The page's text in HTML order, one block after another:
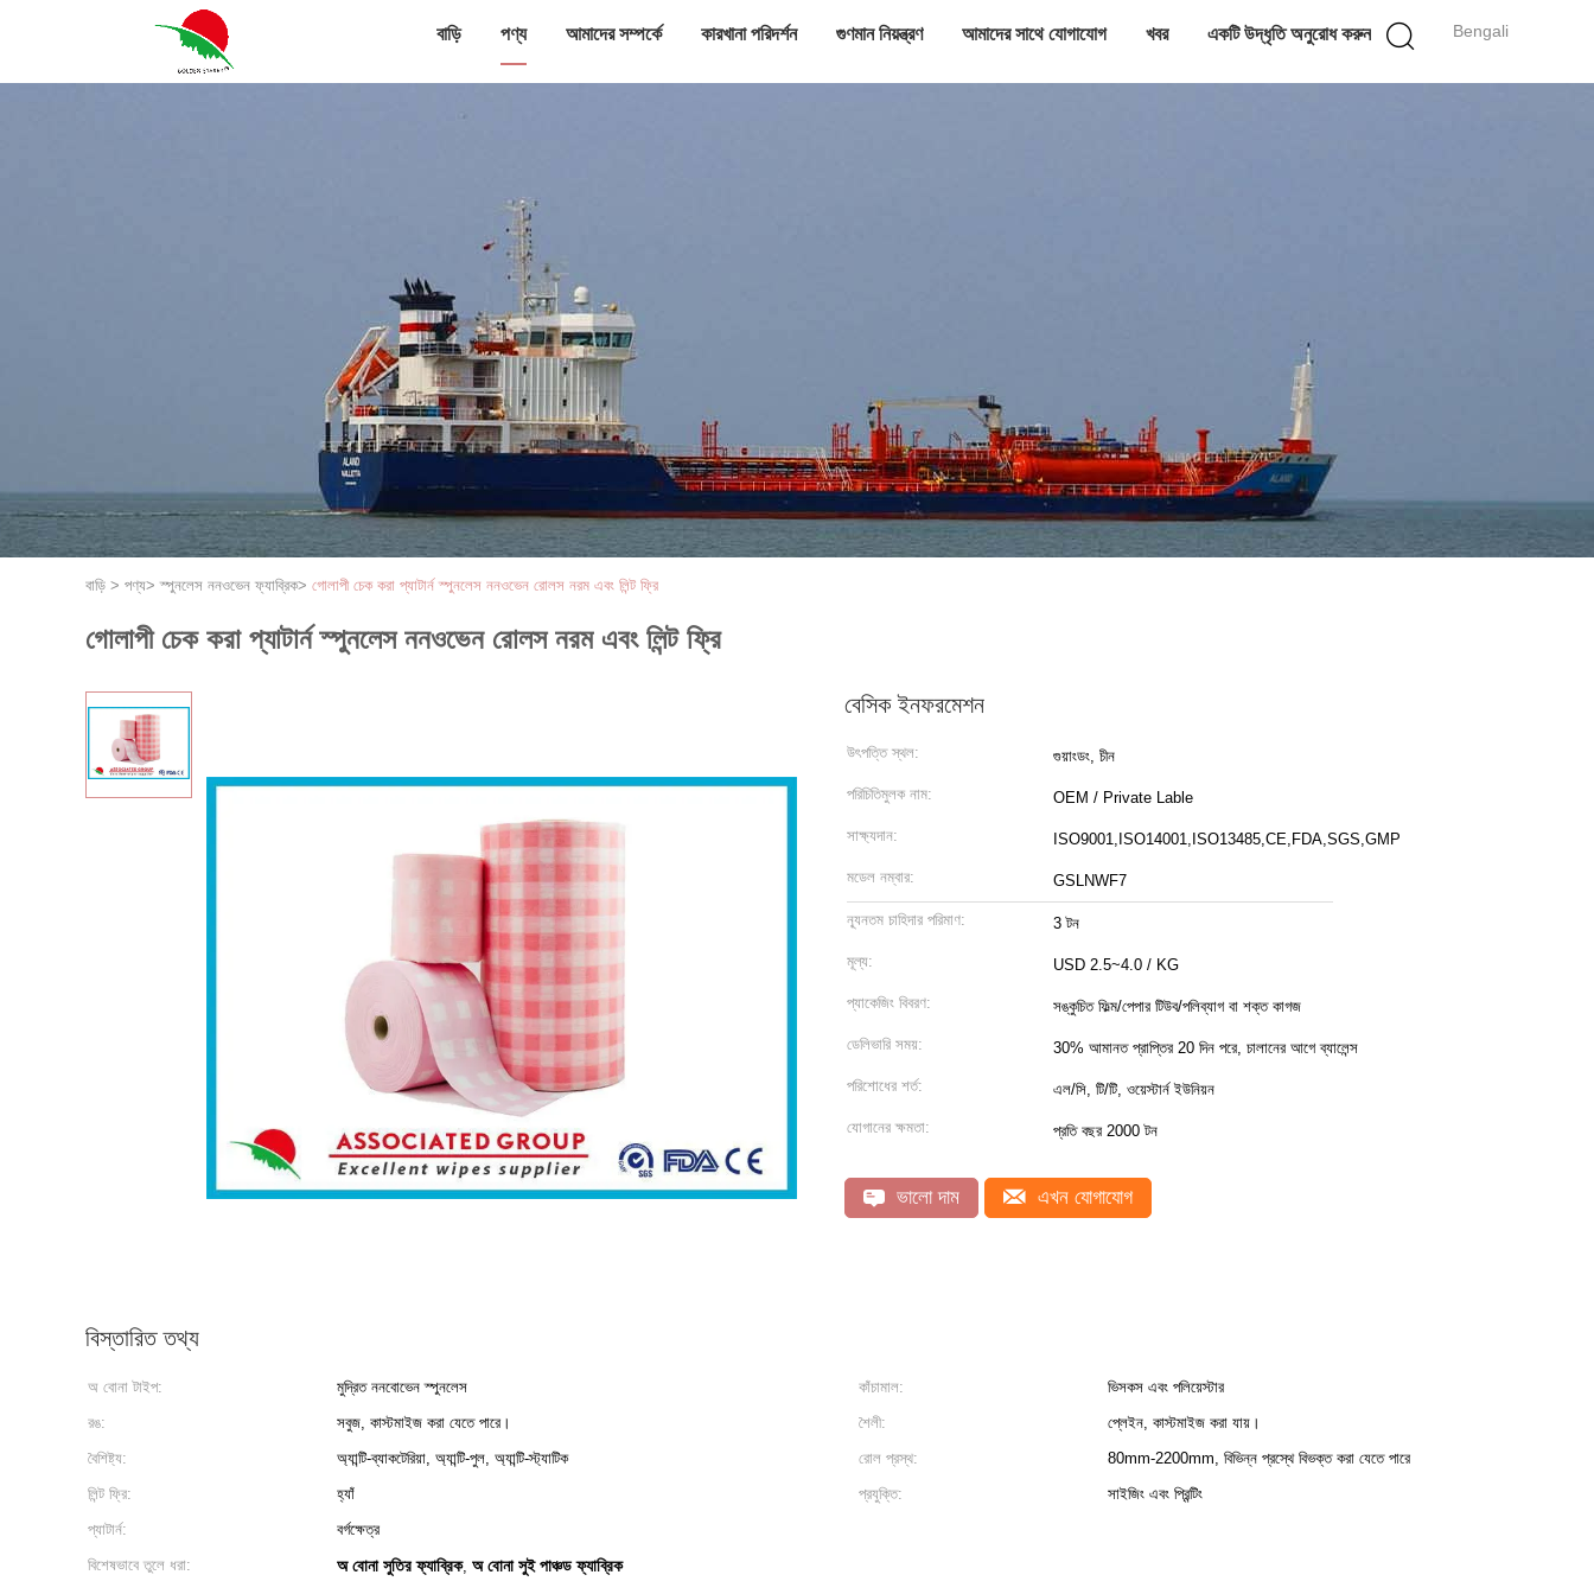
Bengali
বাড়ি পণ্য আমাদের সম্পর্কে কারখানা পরিদর্শন গুণমান নিয়ন্ত্রণ আমাদের সাথে যোগাযোগ খবর একটি উদ্ধৃতি অনুরোধ করুন
বাড়ি > পণ্য>স্পুনলেস ননওভেন ফ্যাব্রিক> গোলাপী চেক করা প্যাটার্ন স্পুনলেস ননওভেন রোলস নরম এবং লিন্ট ফ্রি
গোলাপী চেক করা প্যাটার্ন স্পুনলেস ননওভেন রোলস নরম এবং লিন্ট ফ্রি
বেসিক ইনফরমেশন
উৎপত্তি স্থল: গুয়াংডং, চীন
পরিচিতিমুলক নাম: OEM / Private Lable
সাক্ষ্যদান: ISO9001,ISO14001,ISO13485,CE,FDA,SGS,GMP
মডেল নম্বার: GSLNWF7
ন্যূনতম চাহিদার পরিমাণ: 3 টন
মূল্য: USD 2.5~4.0 / KG
প্যাকেজিং বিবরণ: সঙ্কুচিত ফিল্ম/পেপার টিউব/পলিব্যাগ বা শক্ত কাগজ
ডেলিভারি সময়: 30% আমানত প্রাপ্তির 20 দিন পরে, চালানের আগে ব্যালেন্স
পরিশোধের শর্ত: এল/সি, টি/টি, ওয়েস্টার্ন ইউনিয়ন
যোগানের ক্ষমতা: প্রতি বছর 2000 টন
ভালো দাম এখন যোগাযোগ
বিস্তারিত তথ্য
অ বোনা টাইপ: মুদ্রিত ননবোভেন স্পুনলেস কাঁচামাল:
ভিসকস এবং পলিয়েস্টার
রঙ:
সবুজ, কাস্টমাইজ করা যেতে পারে। শৈলী:
প্লেইন, কাস্টমাইজ করা যায়।
বৈশিষ্ট্য:
অ্যান্টি-ব্যাকটেরিয়া, অ্যান্টি-পুল, অ্যান্টি-স্ট্যাটিক রোল প্রস্থ:
80mm-2200mm, বিভিন্ন প্রস্থে বিভক্ত করা যেতে পারে
লিন্ট ফ্রি:
হ্যাঁ প্রযুক্তি:
সাইজিং এবং প্রিন্টিং
প্যাটার্ন:
বর্গক্ষেত্র
বিশেষভাবে তুলে ধরা:
অ বোনা সুতির ফ্যাব্রিক, অ বোনা সুই পাঞ্চড ফ্যাব্রিক